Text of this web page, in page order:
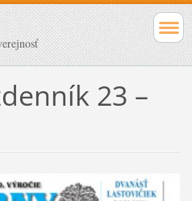
23 –